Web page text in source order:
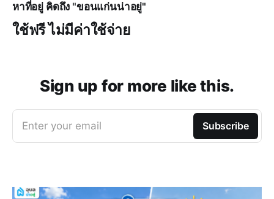
หาที่อยู่ คิดถึง "ขอนแก่นน่าอยู่"
ใช้ฟรี ไม่มีค่าใช้จ่าย
Sign up for more like this.
Enter your email Subscribe